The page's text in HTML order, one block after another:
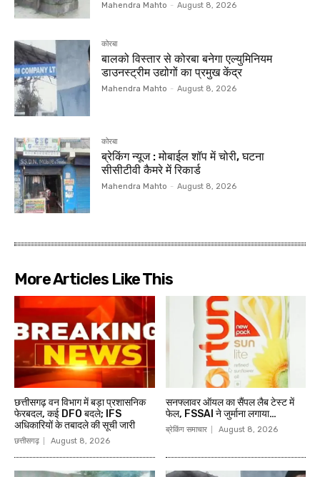
Mahendra Mahto - August 8, 2026
कोरबा
बालको विस्तार से कोरबा बनेगा एल्युमिनियम
डाउनस्ट्रीम उद्योगों का प्रमुख केंद्र
Mahendra Mahto - August 8, 2026
कोरबा
ब्रेकिंग न्यूज : मोबाईल शॉप में चोरी, घटना
सीसीटीवी कैमरे में रिकार्ड
Mahendra Mahto - August 8, 2026
More Articles Like This
छत्तीसगढ़ वन विभाग में बड़ा प्रशासनिक
फेरबदल, कई DFO बदले; IFS
अधिकारियों के तबादले की सूची जारी
छत्तीसगढ़ August 8, 2026
सनफ्लावर ऑयल का सैंपल लैब टेस्ट में
फेल, FSSAI ने जुर्माना लगाया…
ब्रेकिंग समाचार August 8, 2026